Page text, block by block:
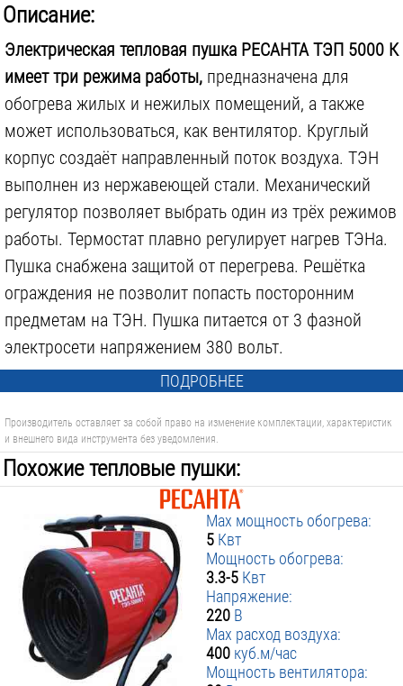
Описание:
Электрическая тепловая пушка РЕСАНТА ТЭП 5000 К
имеет три режима работы, предназначена для
обогрева жилых и нежилых помещений, а также
может использоваться, как вентилятор. Круглый
корпус создаёт направленный поток воздуха. ТЭН
выполнен из нержавеющей стали. Механический
регулятор позволяет выбрать один из трёх режимов
работы. Термостат плавно регулирует нагрев ТЭНа.
Пушка снабжена защитой от перегрева. Решётка
ограждения не позволит попасть посторонним
предметам на ТЭН. Пушка питается от 3 фазной
электросети напряжением 380 вольт.
ПОДРОБНЕЕ
Производитель оставляет за собой право на изменение комплектации, характеристик
и внешнего вида инструмента без уведомления.
Похожие тепловые пушки:
Max мощность обогрева:
5 Квт
Мощность обогрева:
3.3-5 Квт
Напряжение:
220 В
Max расход воздуха:
400 куб.м/час
Мощность вентилятора: